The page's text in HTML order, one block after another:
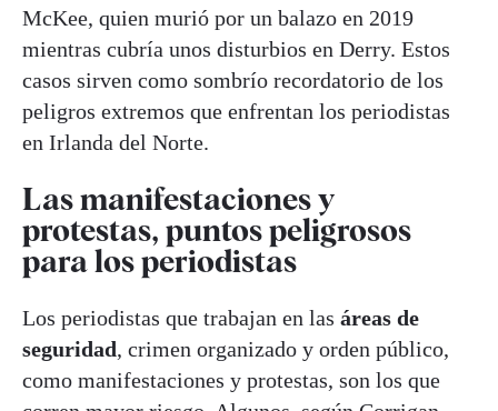
McKee, quien murió por un balazo en 2019
mientras cubría unos disturbios en Derry. Estos
casos sirven como sombrío recordatorio de los
peligros extremos que enfrentan los periodistas
en Irlanda del Norte.
Las manifestaciones y
protestas, puntos peligrosos
para los periodistas
Los periodistas que trabajan en las áreas de
seguridad, crimen organizado y orden público,
como manifestaciones y protestas, son los que